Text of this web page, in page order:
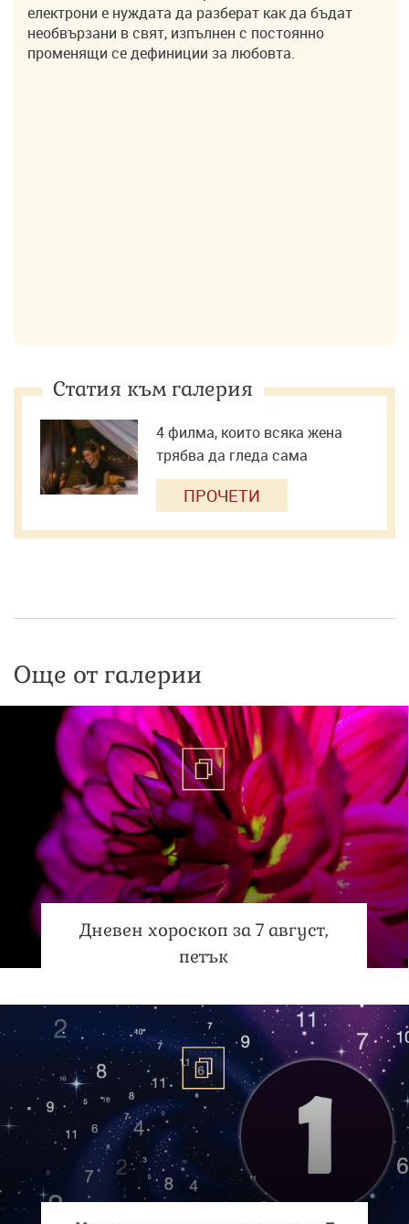
електрони е нуждата да разберат как да бъдат
необвързани в свят, изпълнен с постоянно
променящи се дефиниции за любовта.
Статия към галерия
4 филма, които всяка жена
трябва да гледа сама
ПРОЧЕТИ
Още от галерии
Дневен хороскоп за 7 август,
петък